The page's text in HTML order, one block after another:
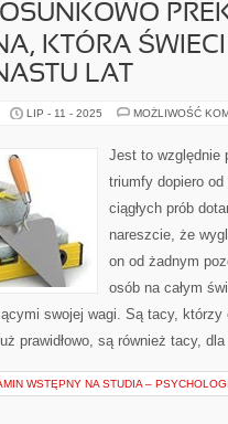
KTÓRA
LAT
LIP - 11 - 2025 MOŻLIWOŚĆ
Jest to względnie
triumfy dopiero od
ciągłych prób
nareszcie, że
on od żadnym
osób na całym
swojej wagi. Są tacy, którzy
prawidłowo, są również tacy,
WSTĘPNY NA STUDIA –